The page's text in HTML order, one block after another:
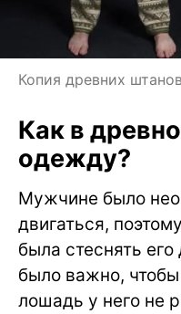
Копия древних штанов
Как в
одежду?
Мужчине было
двигаться,
была стеснять
было важно,
лошадь у него не